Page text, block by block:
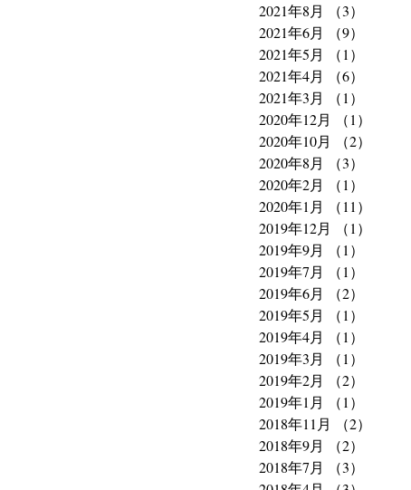
2021年8月
（3）
2021年6月
（9）
2021年5月
（1）
2021年4月
（6）
2021年3月
（1）
2020年12月
（1）
2020年10月
（2）
2020年8月
（3）
2020年2月
（1）
2020年1月
（11）
2019年12月
（1）
2019年9月
（1）
2019年7月
（1）
2019年6月
（2）
2019年5月
（1）
2019年4月
（1）
2019年3月
（1）
2019年2月
（2）
2019年1月
（1）
2018年11月
（2）
2018年9月
（2）
2018年7月
（3）